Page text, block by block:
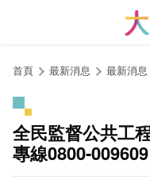
首頁 最新消息 最新消息
全民監督公共工
專線0800-009609